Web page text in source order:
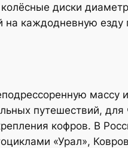
колёсные диски
каждодневную езду
путешествий,
кофров. В
«Урал»,